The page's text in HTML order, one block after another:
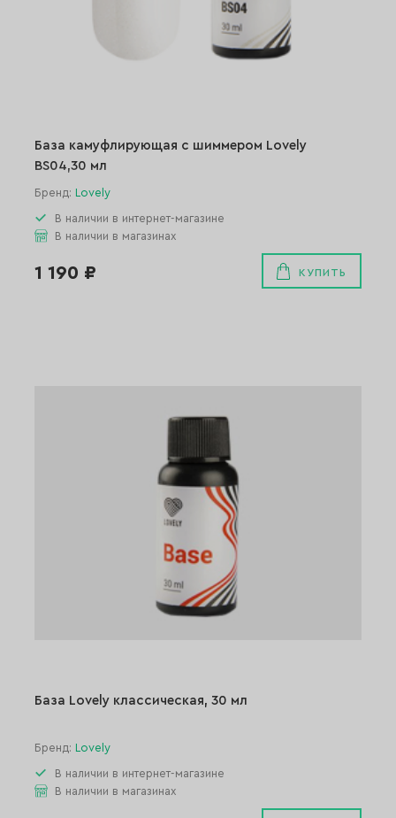
База камуфлирующая с шиммером Lovely
BS04,30 мл
Бренд: Lovely
В наличии в интернет-магазине
В наличии в магазинах
1 190 ₽ КУПИТЬ
База Lovely классическая, 30 мл
Бренд: Lovely
В наличии в интернет-магазине
В наличии в магазинах